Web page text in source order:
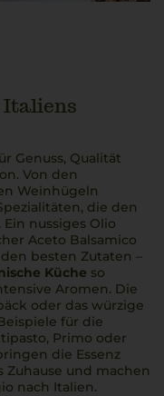
Italiens
Genuss, Qualität
Von den
Weinhügeln
die den
nussiges Olio
Aceto Balsamico
besten Zutaten –
Küche so
Aromen. Die
oder das würzige
für die
Primo oder
die Essenz
und machen
nach Italien.